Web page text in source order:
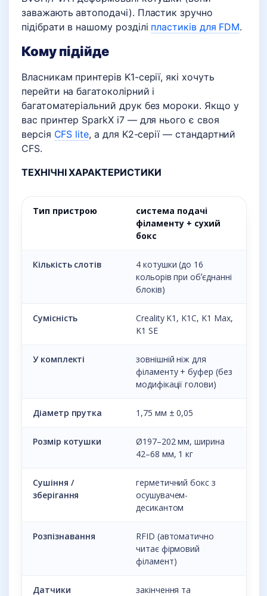
заважають автоподачі). Пластик зручно
підібрати в нашому розділі пластиків для FDM.
Кому підійде
Власникам принтерів K1-серії, які хочуть
перейти на багатоколірний і
багатоматеріальний друк без мороки. Якщо у
вас принтер SparkX i7 — для нього є своя
версія CFS lite, а для K2-серії — стандартний
CFS.
ТЕХНІЧНІ ХАРАКТЕРИСТИКИ
Тип пристрою
система подачі
філаменту + сухий
бокс
Кількість слотів
4 котушки (до 16
кольорів при обʼєднанні
блоків)
Сумісність
Creality K1, K1C, K1 Max,
K1 SE
У комплекті
зовнішній ніж для
філаменту + буфер (без
модифікації голови)
Діаметр прутка 1,75 мм ± 0,05
Розмір котушки
Ø197–202 мм, ширина
42–68 мм, 1 кг
Сушіння /
зберігання
герметичний бокс з
осушувачем-
десикантом
Розпізнавання
RFID (автоматично
читає фірмовий
філамент)
Датчики
закінчення та